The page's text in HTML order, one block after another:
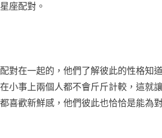
座配對。
在一起的，他們了解彼此的性格知
小事上兩個人都不會斤斤計較，這就
喜歡新鮮感，他們彼此也恰恰是能為